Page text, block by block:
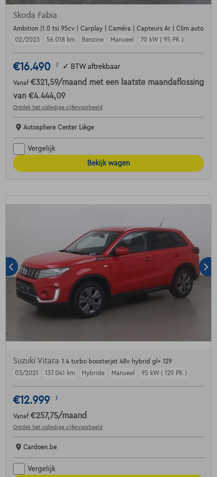
Skoda Fabia
Ambition |1.0 tsi 95cv | Carplay | Caméra | Capteurs Ar | Clim auto
02/2023
56.018 km Benzine Manueel 70 kW ( 95 PK )
€16.490 1 ✓ BTW aftrekbaar
Vanaf €321,59/maand met een laatste maandaflossing
van €4.444,09
Ontdek het volledige cijfervoorbeeld
Autosphere Center Liège
Vergelijk
Bekijk wagen
Suzuki Vitara 1.4 turbo boosterjet 48v hybrid gl+ 129
03/2021
137.041 km Hybride Manueel 95 kW ( 129 PK )
€12.999 1
Vanaf €257,75/maand
Ontdek het volledige cijfervoorbeeld
Cardoen.be
Vergelijk